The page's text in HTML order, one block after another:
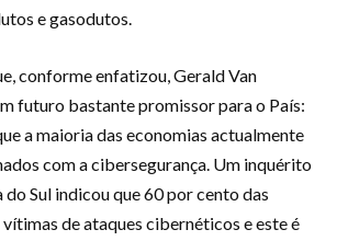
e gasodutos.
conforme enfatizou, Gerald Van
futuro bastante promissor para o País:
a maioria das economias actualmente
com a cibersegurança. Um inquérito
Sul indicou que 60 por cento das
de ataques cibernéticos e este é